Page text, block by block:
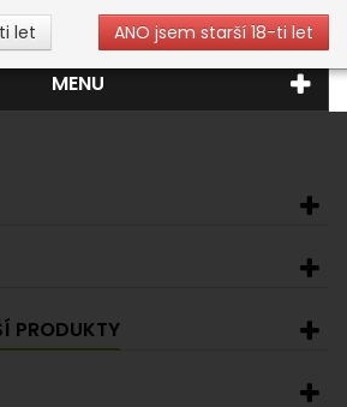
let ANO jsem starší 18-ti let
MENU
PRODUKTY